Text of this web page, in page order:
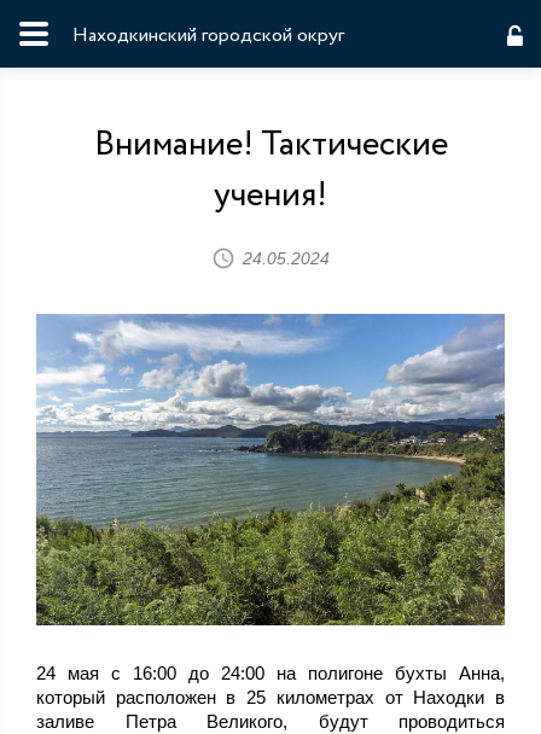
Находкинский городской округ
Внимание! Тактические
учения!
24.05.2024
24 мая с 16:00 до 24:00 на полигоне бухты Анна,
который расположен в 25 километрах от Находки в
заливе Петра Великого, будут проводиться